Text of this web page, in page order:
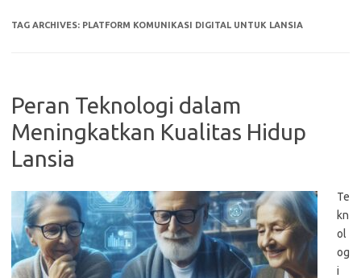
TAG ARCHIVES: PLATFORM KOMUNIKASI DIGITAL UNTUK LANSIA
Peran Teknologi dalam
Meningkatkan Kualitas Hidup
Lansia
Te
kn
ol
og
i